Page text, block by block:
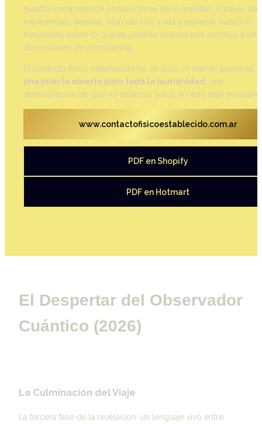
nuestra comprensión convencional de la realidad. A través de
experiencias directas, Marcelo nos invita a expandir nuestros
horizontes sobre lo que es posible cuando nos abrimos a
dimensiones de consciencia.
El contacto físico establecido no es solo un evento personal,
una puerta abierta para toda la humanidad, una
demostración de que no estamos solos en este viaje evolutivo.
www.contactofisicoestablecido.com.ar
PDF en Shopify
PDF en Hotmart
El Despertar del Observador
Cuántico (2026)
La Culminación del Viaje
La tercera fase de la revelación: un lenguaje vivo entre